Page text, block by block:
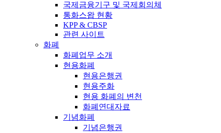
국제금융기구 및 국제회의체
통화스왑 현황
KPP & CBSP
관련 사이트
화폐
화폐업무 소개
현용화폐
현용은행권
현용주화
현용 화폐의 변천
화폐연대자료
기념화폐
기념은행권